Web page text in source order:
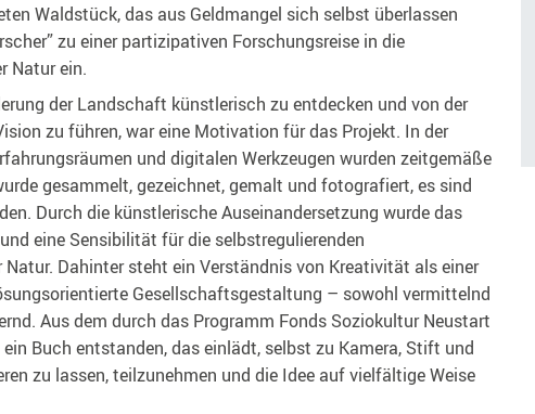
Waldstück, das aus Geldmangel sich selbst überlassen
zu einer partizipativen Forschungsreise in die
Natur ein.
der Landschaft künstlerisch zu entdecken und von der
zu führen, war eine Motivation für das Projekt. In der
und digitalen Werkzeugen wurden zeitgemäße
gesammelt, gezeichnet, gemalt und fotografiert, es sind
Durch die künstlerische Auseinandersetzung wurde das
eine Sensibilität für die selbstregulierenden
Natur. Dahinter steht ein Verständnis von Kreativität als einer
Gesellschaftsgestaltung – sowohl vermittelnd
Aus dem durch das Programm Fonds Soziokultur Neustart
Buch entstanden, das einlädt, selbst zu Kamera, Stift und
zu lassen, teilzunehmen und die Idee auf vielfältige Weise